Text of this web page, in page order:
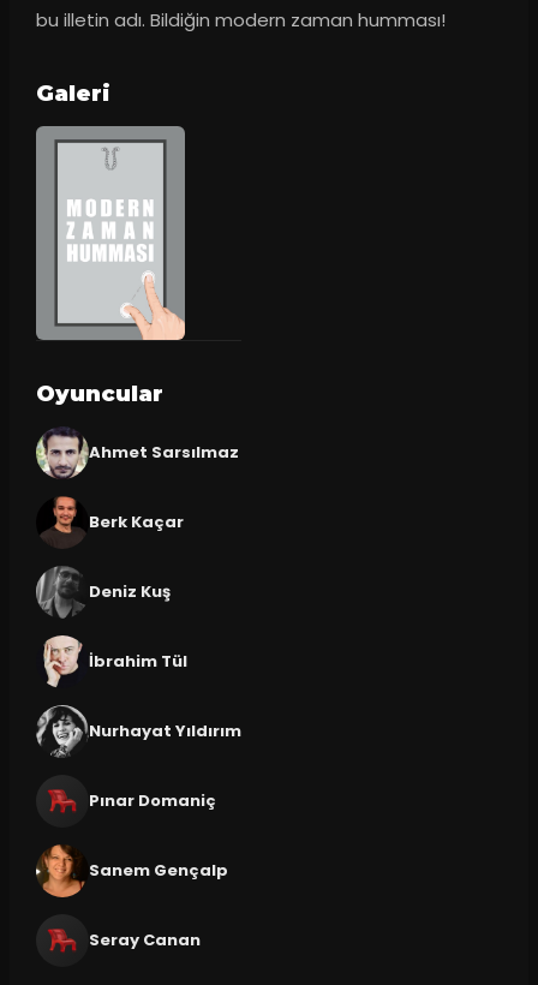
bu illetin adı. Bildiğin modern zaman humması!
Galeri
Oyuncular
Ahmet Sarsılmaz
Berk Kaçar
Deniz Kuş
İbrahim Tül
Nurhayat Yıldırım
Pınar Domaniç
Sanem Gençalp
Seray Canan